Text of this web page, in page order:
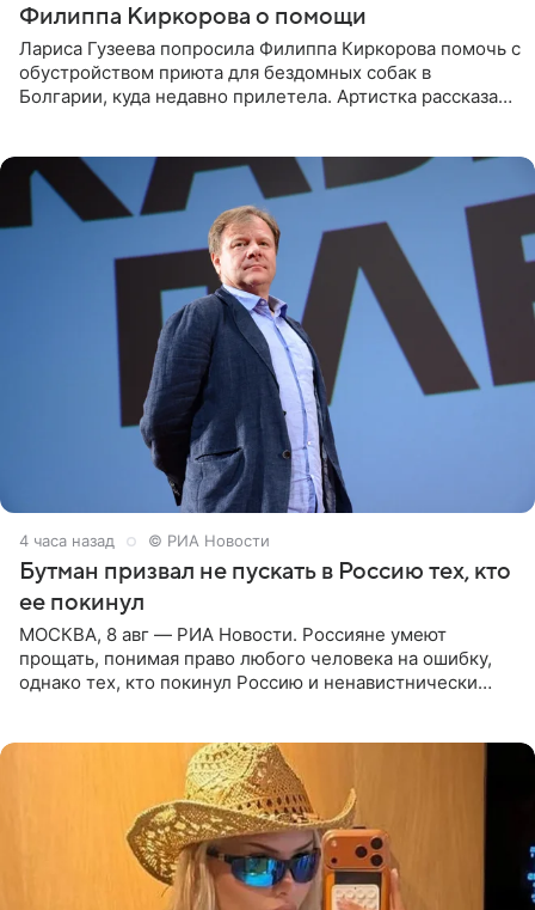
Филиппа Киркорова о помощи
Лариса Гузеева попросила Филиппа Киркорова помочь с
обустройством приюта для бездомных собак в
Болгарии, куда недавно прилетела. Артистка рассказала
4 часа назад © РИА Новости
Бутман призвал не пускать в Россию тех, кто
ее покинул
МОСКВА, 8 авг — РИА Новости. Россияне умеют
прощать, понимая право любого человека на ошибку,
однако тех, кто покинул Россию и ненавистнически